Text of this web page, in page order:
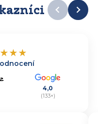
★★★
4,0
(133×)